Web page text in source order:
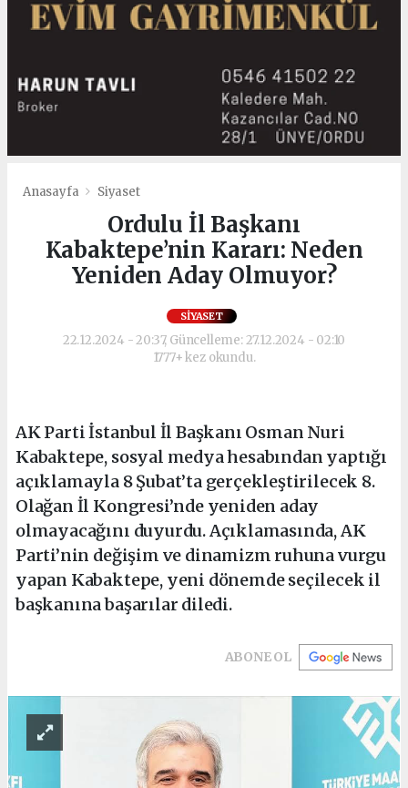
Anasayfa Siyaset
Ordulu İl Başkanı
Kabaktepe’nin Kararı: Neden
Yeniden Aday Olmuyor?
SIYASET
22.12.2024 - 20:37, Güncelleme: 27.12.2024 - 02:10
1777+ kez okundu.
AK Parti İstanbul İl Başkanı Osman Nuri
Kabaktepe, sosyal medya hesabından yaptığı
açıklamayla 8 Şubat’ta gerçekleştirilecek 8.
Olağan İl Kongresi’nde yeniden aday
olmayacağını duyurdu. Açıklamasında, AK
Parti’nin değişim ve dinamizm ruhuna vurgu
yapan Kabaktepe, yeni dönemde seçilecek il
başkanına başarılar diledi.
ABONE OL